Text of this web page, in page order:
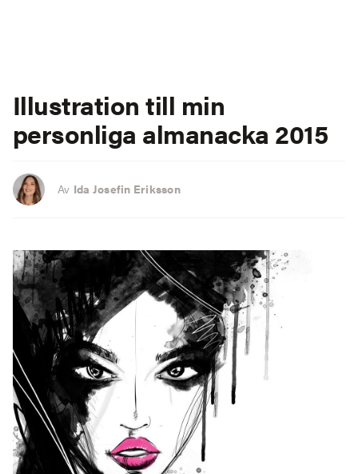
Illustration till min
personliga almanacka 2015
Av Ida Josefin Eriksson